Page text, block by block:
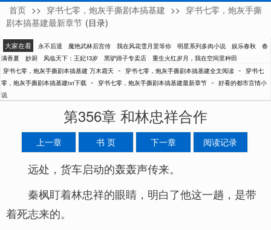
万木霜天
首页 >> 穿书七零，炮灰手撕剧本搞基建 >> 穿书七零，炮灰手撕
剧本搞基建最新章节 (目录)
大家在看 永不后退 魔艳武林后宫传 我在风花雪月里等你 明星系列多肉小说 娱乐春秋
春
满香夏
妙厨 凤临天下：王妃13岁 黑驴蹄子专卖店
重生火红岁月，我在空间里种田
穿书七零，炮灰手撕剧本搞基建 万木霜天 - 穿书七零，炮灰手撕剧本搞基建全文阅读 -
穿书七
零，炮灰手撕剧本搞基建txt下载 - 穿书七零，炮灰手撕剧本搞基建最新章节 - 好看的都市言情小
说
第356章 和林忠祥合作
上一章 书 页 下一章 阅读记录
远处，货车启动的轰轰声传来。
秦枫盯着林忠祥的眼睛，明白了他这一趟，是带
着死志来的。